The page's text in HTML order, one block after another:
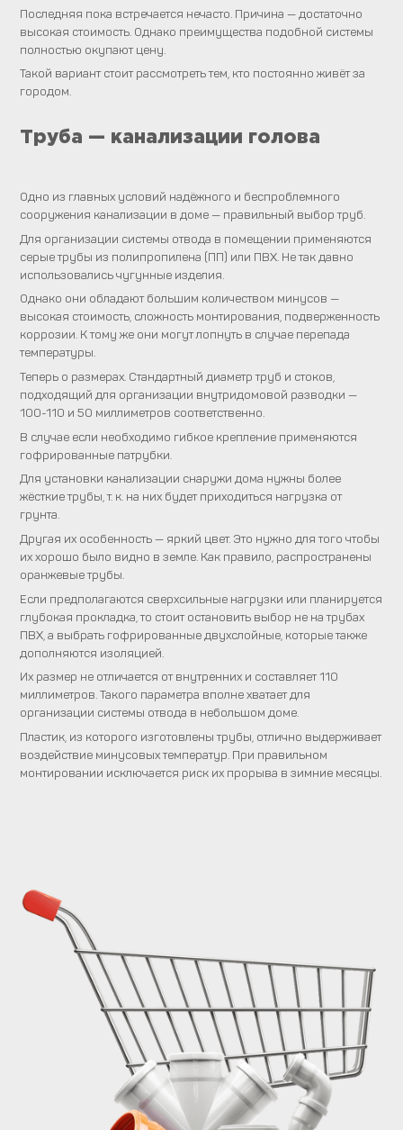
Последняя пока встречается нечасто. Причина — достаточно
высокая стоимость. Однако преимущества подобной системы
полностью окупают цену.
Такой вариант стоит рассмотреть тем, кто постоянно живёт за
городом.
Труба — канализации голова
Одно из главных условий надёжного и беспроблемного
сооружения канализации в доме — правильный выбор труб.
Для организации системы отвода в помещении применяются
серые трубы из полипропилена (ПП) или ПВХ. Не так давно
использовались чугунные изделия.
Однако они обладают большим количеством минусов —
высокая стоимость, сложность монтирования, подверженность
коррозии. К тому же они могут лопнуть в случае перепада
температуры.
Теперь о размерах. Стандартный диаметр труб и стоков,
подходящий для организации внутридомовой разводки —
100-110 и 50 миллиметров соответственно.
В случае если необходимо гибкое крепление применяются
гофрированные патрубки.
Для установки канализации снаружи дома нужны более
жёсткие трубы, т. к. на них будет приходиться нагрузка от
грунта.
Другая их особенность — яркий цвет. Это нужно для того чтобы
их хорошо было видно в земле. Как правило, распространены
оранжевые трубы.
Если предполагаются сверхсильные нагрузки или планируется
глубокая прокладка, то стоит остановить выбор не на трубах
ПВХ, а выбрать гофрированные двухслойные, которые также
дополняются изоляцией.
Их размер не отличается от внутренних и составляет 110
миллиметров. Такого параметра вполне хватает для
организации системы отвода в небольшом доме.
Пластик, из которого изготовлены трубы, отлично выдерживает
воздействие минусовых температур. При правильном
монтировании исключается риск их прорыва в зимние месяцы.